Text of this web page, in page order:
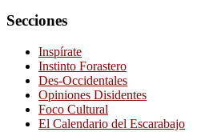
Secciones
Inspírate
Instinto Forastero
Des-Occidentales
Opiniones Disidentes
Foco Cultural
El Calendario del Escarabajo